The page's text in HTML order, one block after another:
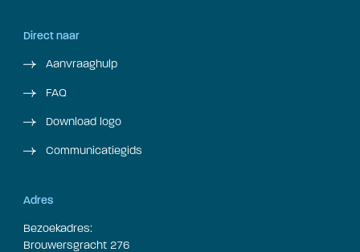
Direct naar
Aanvraaghulp
FAQ
Download logo
Communicatiegids
Adres
Bezoekadres:
Brouwersgracht 276